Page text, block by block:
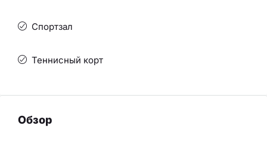
Спортзал
Теннисный корт
Обзор